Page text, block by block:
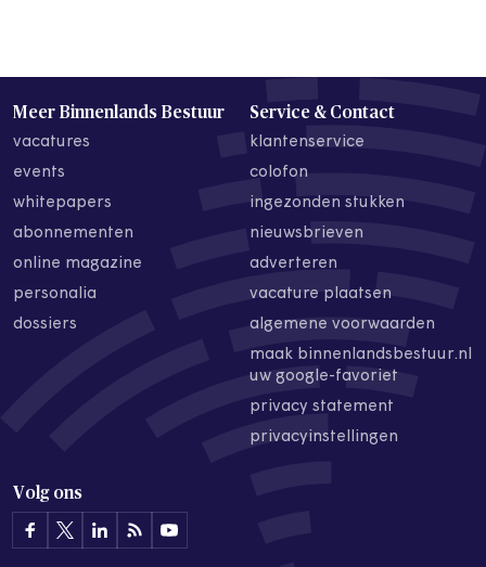
Meer Binnenlands Bestuur
vacatures
events
whitepapers
abonnementen
online magazine
personalia
dossiers
Service & Contact
klantenservice
colofon
ingezonden stukken
nieuwsbrieven
adverteren
vacature plaatsen
algemene voorwaarden
maak binnenlandsbestuur.nl
uw google-favoriet
privacy statement
privacyinstellingen
Volg ons